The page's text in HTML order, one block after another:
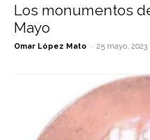
Los monumentos
Mayo
Omar López Mato - 25 mayo, 2023